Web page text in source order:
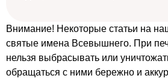
Внимание! Некоторые статьи на
святые имена Всевышнего. При
нельзя выбрасывать или
обращаться с ними бережно и